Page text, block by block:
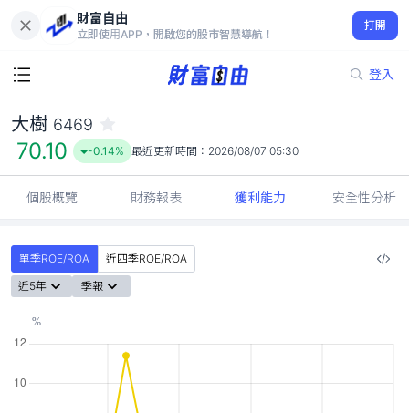
財富自由
立即使用APP，開啟您的股市智慧導航！
打開
登入
70.10
-0.14%
大樹 6469
70.10 -0.14% 最近更新時間： 2026/08/07 05:30
個股概覽 財務報表 獲利能力 安全性分析
單季ROE/ROA
近四季ROE/ROA
近5年
季報